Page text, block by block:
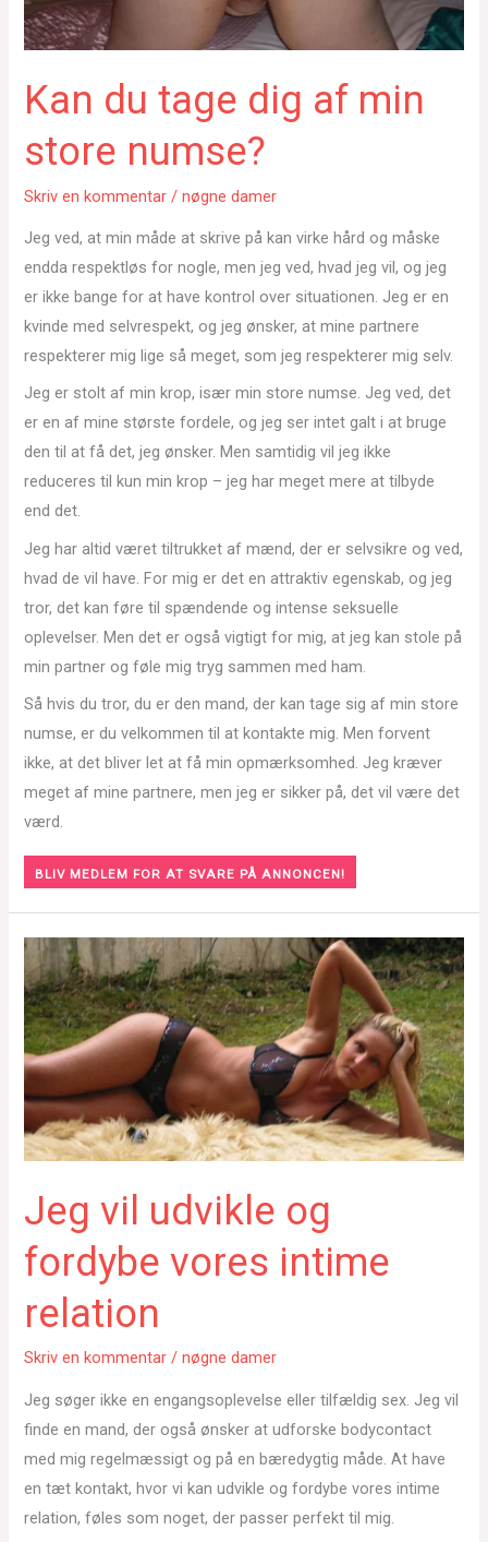
Kan du tage dig af min
store numse?
Skriv en kommentar /nøgne damer
Jeg ved, at min måde at skrive på kan virke hård og måske
endda respektløs for nogle, men jeg ved, hvad jeg vil, og jeg
er ikke bange for at have kontrol over situationen. Jeg er en
kvinde med selvrespekt, og jeg ønsker, at mine partnere
respekterer mig lige så meget, som jeg respekterer mig selv.
Jeg er stolt af min krop, især min store numse. Jeg ved, det
er en af mine største fordele, og jeg ser intet galt i at bruge
den til at få det, jeg ønsker. Men samtidig vil jeg ikke
reduceres til kun min krop – jeg har meget mere at tilbyde
end det.
Jeg har altid været tiltrukket af mænd, der er selvsikre og ved,
hvad de vil have. For mig er det en attraktiv egenskab, og jeg
tror, det kan føre til spændende og intense seksuelle
oplevelser. Men det er også vigtigt for mig, at jeg kan stole på
min partner og føle mig tryg sammen med ham.
Så hvis du tror, du er den mand, der kan tage sig af min store
numse, er du velkommen til at kontakte mig. Men forvent
ikke, at det bliver let at få min opmærksomhed. Jeg kræver
meget af mine partnere, men jeg er sikker på, det vil være det
værd.
BLIV MEDLEM FOR AT SVARE PÅ ANNONCEN!
Jeg vil udvikle og
fordybe vores intime
relation
Skriv en kommentar /nøgne damer
Jeg søger ikke en engangsoplevelse eller tilfældig sex. Jeg vil
finde en mand, der også ønsker at udforske bodycontact
med mig regelmæssigt og på en bæredygtig måde. At have
en tæt kontakt, hvor vi kan udvikle og fordybe vores intime
relation, føles som noget, der passer perfekt til mig.